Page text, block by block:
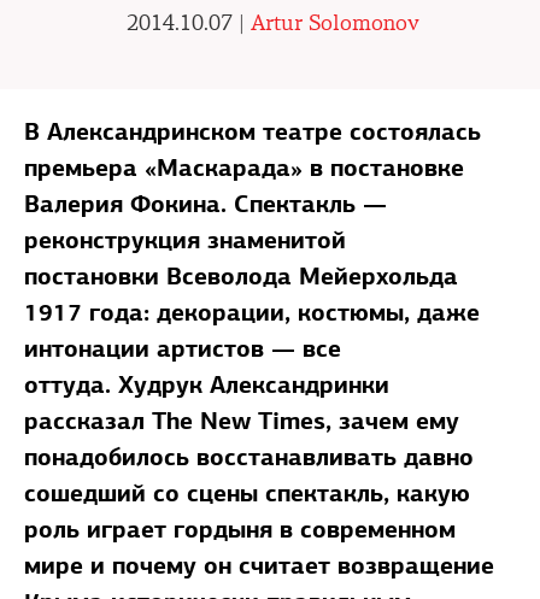
2014.10.07 | Artur Solomonov
В Александринском театре состоялась
премьера «Маскарада» в постановке
Валерия Фокина. Спектакль —
реконструкция знаменитой
постановки Всеволода Мейерхольда
1917 года: декорации, костюмы, даже
интонации артистов — все
оттуда. Худрук Александринки
рассказал The New Times, зачем ему
понадобилось восстанавливать давно
сошедший со сцены спектакль, какую
роль играет гордыня в современном
мире и почему он считает возвращение